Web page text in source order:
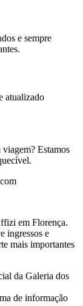
e sempre
atualizado
Estamos
em Florença.
ingressos e
mais importantes
da Galeria dos
de informação